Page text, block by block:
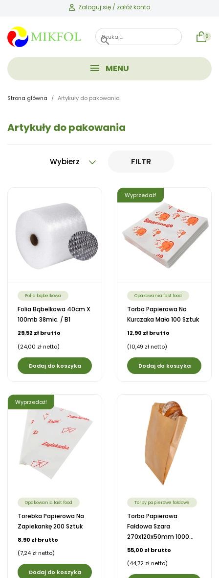
Zaloguj się / załóż konto
search 0
MENU
Strona główna Artykuły do pakowania
Artykuły do pakowania
Wybierz FILTR
Folia bąbelkowa
Folia Bąbelkowa 40cm X
100mb 38mic. / B1
29,52 zł brutto
(24,00 zł netto)
Dodaj do koszyka
Opakowania fast food
Torba Papierowa Na
Kurczaka Mała 100 Sztuk
12,90 zł brutto
(10,49 zł netto)
Dodaj do koszyka
Wyprzedaż!
Opakowania fast food
Torebka Papierowa Na
Zapiekankę 200 Sztuk
8,90 zł brutto
(7,24 zł netto)
Dodaj do koszyka
Wyprzedaż!
Torby papierowe fałdowe
Torba Papierowa
Fałdowa Szara
270x120x50mm 1000...
55,00 zł brutto
(44,72 zł netto)